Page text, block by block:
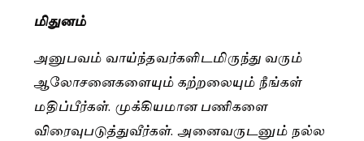
மிதுனம்
அனுபவம் வாய்ந்தவர்களிடமிருந்து வரும்
ஆலோசனைகளையும் கற்றலையும் நீங்கள்
மதிப்பீர்கள். முக்கியமான பணிகளை
விரைவுபடுத்துவீர்கள். அனைவருடனும் நல்ல